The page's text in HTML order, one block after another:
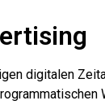
digitalen